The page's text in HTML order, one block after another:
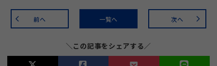
arrow_back_ios 前へ 一覧へ 次へ arrow_forward_ios
＼この記事をシェアする／